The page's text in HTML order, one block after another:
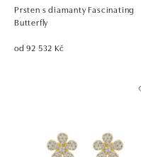
Prsten s diamanty Fascinating
Butterfly
od 92 532 Kč